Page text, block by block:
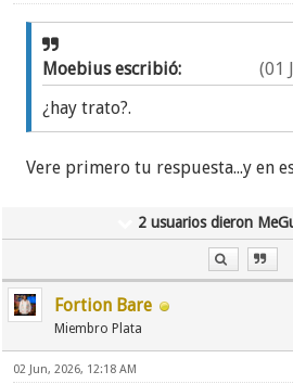
(01
Moebius escribió:
¿hay trato?.
Vere primero tu respuesta...y en
2 usuarios dieron
Fortion Bare
Miembro Plata
02 Jun, 2026, 12:18 AM